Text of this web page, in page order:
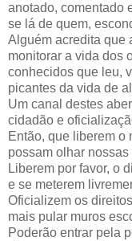
anotado, comentado
se lá de quem,
Alguém acredita que
monitorar a vida dos
conhecidos que leu,
picantes da vida de
Um canal destes
cidadão e
Então, que liberem o
possam olhar
Liberem por favor, o
e se meterem
Oficializem os
mais pular muros
Poderão entrar pela